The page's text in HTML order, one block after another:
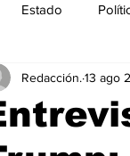
Estado
Ciudad
Redacción. 13 ago